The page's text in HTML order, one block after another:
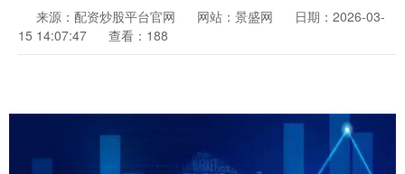
来源：配资炒股平台官网 网站：景盛网
日期：2026-03-
15 14:07:47
查看：188